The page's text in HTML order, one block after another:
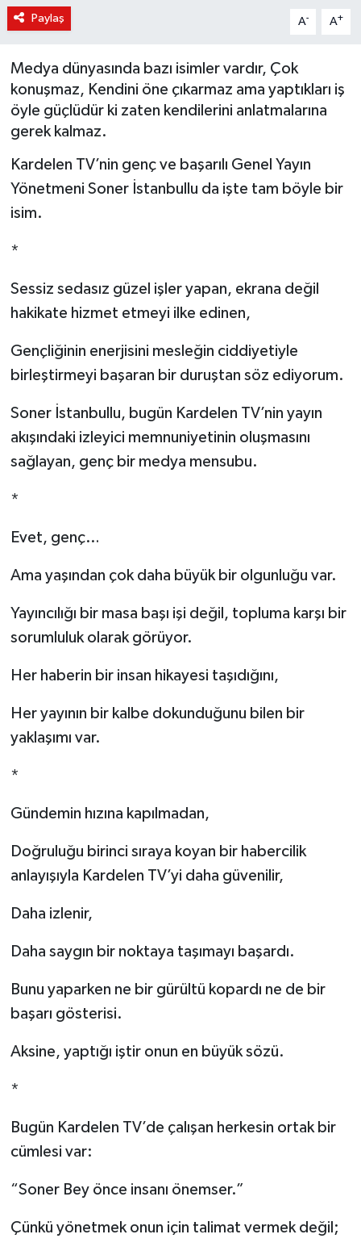
Paylaş A- A+
Medya dünyasında bazı isimler vardır, Çok
konuşmaz, Kendini öne çıkarmaz ama yaptıkları iş
öyle güçlüdür ki zaten kendilerini anlatmalarına
gerek kalmaz.
Kardelen TV’nin genç ve başarılı Genel Yayın
Yönetmeni Soner İstanbullu da işte tam böyle bir
isim.
*
Sessiz sedasız güzel işler yapan, ekrana değil
hakikate hizmet etmeyi ilke edinen,
Gençliğinin enerjisini mesleğin ciddiyetiyle
birleştirmeyi başaran bir duruştan söz ediyorum.
Soner İstanbullu, bugün Kardelen TV’nin yayın
akışındaki izleyici memnuniyetinin oluşmasını
sağlayan, genç bir medya mensubu.
*
Evet, genç…
Ama yaşından çok daha büyük bir olgunluğu var.
Yayıncılığı bir masa başı işi değil, topluma karşı bir
sorumluluk olarak görüyor.
Her haberin bir insan hikayesi taşıdığını,
Her yayının bir kalbe dokunduğunu bilen bir
yaklaşımı var.
*
Gündemin hızına kapılmadan,
Doğruluğu birinci sıraya koyan bir habercilik
anlayışıyla Kardelen TV’yi daha güvenilir,
Daha izlenir,
Daha saygın bir noktaya taşımayı başardı.
Bunu yaparken ne bir gürültü kopardı ne de bir
başarı gösterisi.
Aksine, yaptığı iştir onun en büyük sözü.
*
Bugün Kardelen TV’de çalışan herkesin ortak bir
cümlesi var:
“Soner Bey önce insanı önemser.”
Çünkü yönetmek onun için talimat vermek değil;
Spor
Türkiye
Yaşam